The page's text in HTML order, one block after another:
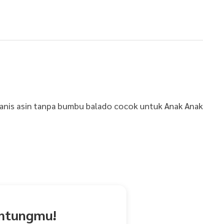
asin tanpa bumbu balado cocok untuk Anak Anak